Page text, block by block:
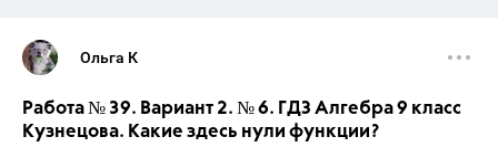
Ольга К
Работа № 39. Вариант 2. № 6. ГДЗ Алгебра 9 класс
Кузнецова. Какие здесь нули функции?